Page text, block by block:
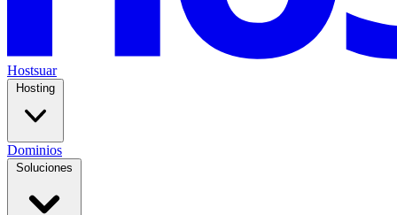
Hostsuar
Hosting
Dominios
Soluciones